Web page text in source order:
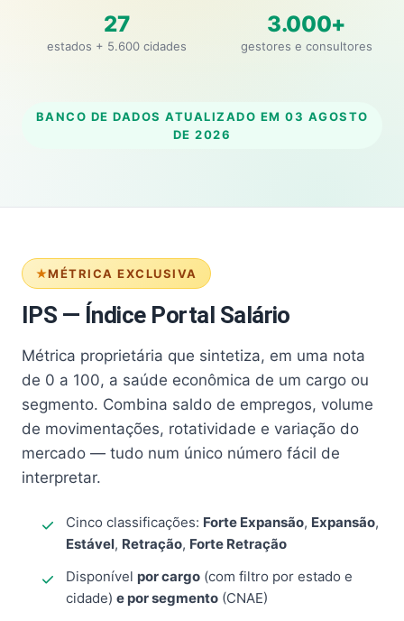
27
estados + 5.600 cidades
3.000+
gestores e consultores
BANCO DE DADOS ATUALIZADO EM 03 AGOSTO
DE 2026
MÉTRICA EXCLUSIVA
IPS — Índice Portal Salário
Métrica proprietária que sintetiza, em uma nota
de 0 a 100, a saúde econômica de um cargo ou
segmento. Combina saldo de empregos, volume
de movimentações, rotatividade e variação do
mercado — tudo num único número fácil de
interpretar.
Cinco classificações: Forte Expansão, Expansão,
Estável, Retração, Forte Retração
Disponível por cargo (com filtro por estado e
cidade) e por segmento (CNAE)